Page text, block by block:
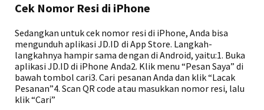
Cek Nomor Resi di iPhone
Sedangkan untuk cek nomor resi di iPhone, Anda bisa
mengunduh aplikasi JD.ID di App Store. Langkah-
langkahnya hampir sama dengan di Android, yaitu:1. Buka
aplikasi JD.ID di iPhone Anda2. Klik menu “Pesan Saya” di
bawah tombol cari3. Cari pesanan Anda dan klik “Lacak
Pesanan”4. Scan QR code atau masukkan nomor resi, lalu
klik “Cari”